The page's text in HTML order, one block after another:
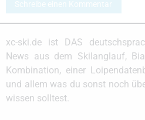
Schreibe einen Kommentar
xc-ski.de ist DAS
News aus dem Skilanglauf,
Kombination, einer
und allem was du sonst noch
wissen solltest.